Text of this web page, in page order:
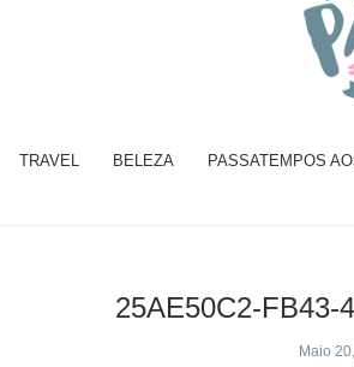
TRAVEL BELEZA PASSATEMPOS
25AE50C2-FB43-
Maio